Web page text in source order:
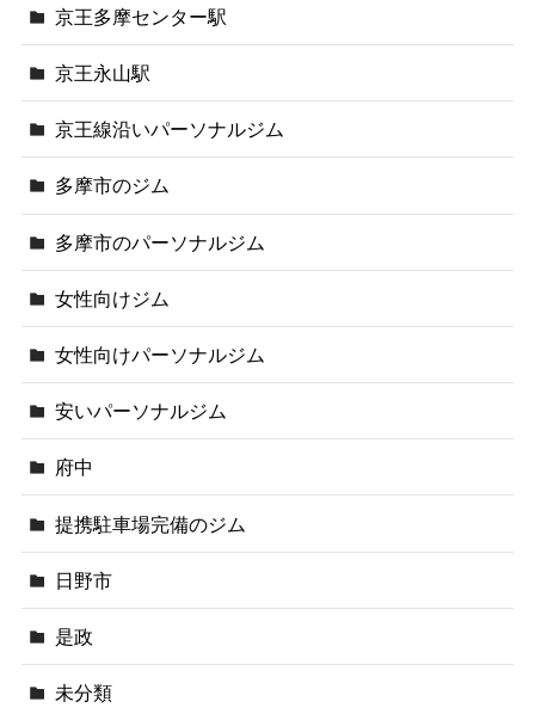
京王多摩センター駅
京王永山駅
京王線沿いパーソナルジム
多摩市のジム
多摩市のパーソナルジム
女性向けジム
女性向けパーソナルジム
安いパーソナルジム
府中
提携駐車場完備のジム
日野市
是政
未分類